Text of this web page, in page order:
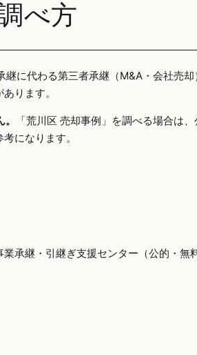
べ方
に代わる第三者承継（M&A・会社売却
ります。
「荒川区 売却事例」を調べる場合は
になります。
承継・引継ぎ支援センター（公的・無